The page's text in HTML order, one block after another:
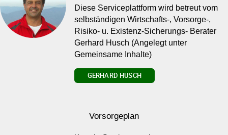
Diese Serviceplattform wird betreut vom
selbständigen Wirtschafts-, Vorsorge-,
Risiko- u. Existenz-Sicherungs- Berater
Gerhard Husch (Angelegt unter
Gemeinsame Inhalte)
GERHARD HUSCH
Vorsorgeplan